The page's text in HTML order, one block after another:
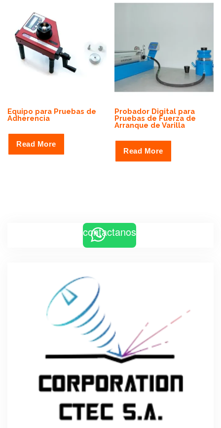
Equipo para Pruebas de
Adherencia
Read More
Probador Digital para
Pruebas de Fuerza de
Arranque de Varilla
Read More
contactanos